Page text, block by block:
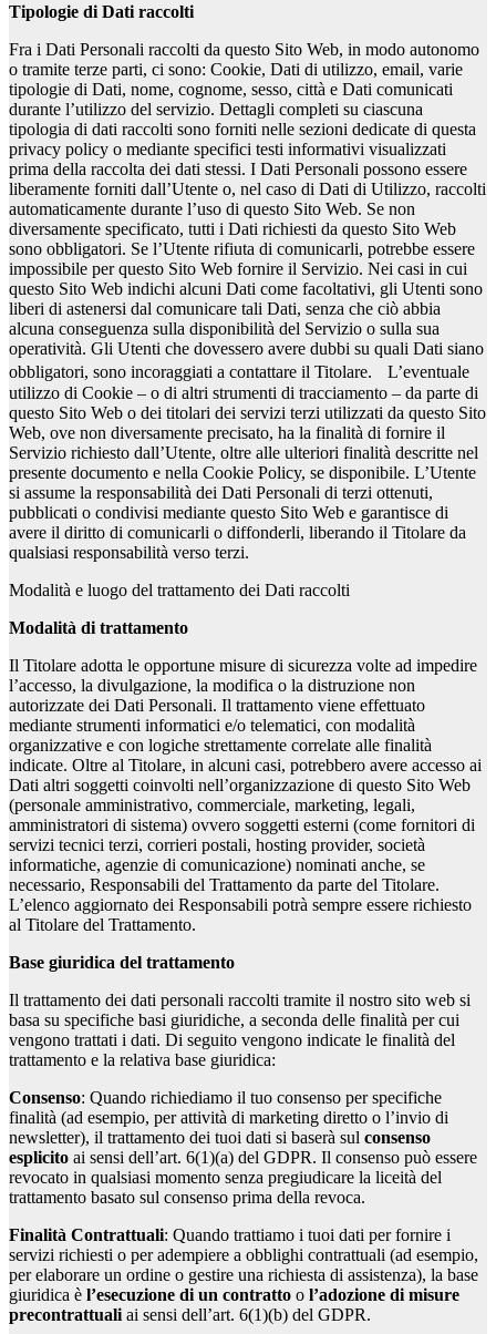
Tipologie di Dati raccolti
Fra i Dati Personali raccolti da questo Sito Web, in modo autonomo
o tramite terze parti, ci sono: Cookie, Dati di utilizzo, email, varie
tipologie di Dati, nome, cognome, sesso, città e Dati comunicati
durante l’utilizzo del servizio. Dettagli completi su ciascuna
tipologia di dati raccolti sono forniti nelle sezioni dedicate di questa
privacy policy o mediante specifici testi informativi visualizzati
prima della raccolta dei dati stessi. I Dati Personali possono essere
liberamente forniti dall’Utente o, nel caso di Dati di Utilizzo, raccolti
automaticamente durante l’uso di questo Sito Web. Se non
diversamente specificato, tutti i Dati richiesti da questo Sito Web
sono obbligatori. Se l’Utente rifiuta di comunicarli, potrebbe essere
impossibile per questo Sito Web fornire il Servizio. Nei casi in cui
questo Sito Web indichi alcuni Dati come facoltativi, gli Utenti sono
liberi di astenersi dal comunicare tali Dati, senza che ciò abbia
alcuna conseguenza sulla disponibilità del Servizio o sulla sua
operatività. Gli Utenti che dovessero avere dubbi su quali Dati siano
obbligatori, sono incoraggiati a contattare il Titolare. L’eventuale
utilizzo di Cookie – o di altri strumenti di tracciamento – da parte di
questo Sito Web o dei titolari dei servizi terzi utilizzati da questo Sito
Web, ove non diversamente precisato, ha la finalità di fornire il
Servizio richiesto dall’Utente, oltre alle ulteriori finalità descritte nel
presente documento e nella Cookie Policy, se disponibile. L’Utente
si assume la responsabilità dei Dati Personali di terzi ottenuti,
pubblicati o condivisi mediante questo Sito Web e garantisce di
avere il diritto di comunicarli o diffonderli, liberando il Titolare da
qualsiasi responsabilità verso terzi.
Modalità e luogo del trattamento dei Dati raccolti
Modalità di trattamento
Il Titolare adotta le opportune misure di sicurezza volte ad impedire
l’accesso, la divulgazione, la modifica o la distruzione non
autorizzate dei Dati Personali. Il trattamento viene effettuato
mediante strumenti informatici e/o telematici, con modalità
organizzative e con logiche strettamente correlate alle finalità
indicate. Oltre al Titolare, in alcuni casi, potrebbero avere accesso ai
Dati altri soggetti coinvolti nell’organizzazione di questo Sito Web
(personale amministrativo, commerciale, marketing, legali,
amministratori di sistema) ovvero soggetti esterni (come fornitori di
servizi tecnici terzi, corrieri postali, hosting provider, società
informatiche, agenzie di comunicazione) nominati anche, se
necessario, Responsabili del Trattamento da parte del Titolare.
L’elenco aggiornato dei Responsabili potrà sempre essere richiesto
al Titolare del Trattamento.
Base giuridica del trattamento
Il trattamento dei dati personali raccolti tramite il nostro sito web si
basa su specifiche basi giuridiche, a seconda delle finalità per cui
vengono trattati i dati. Di seguito vengono indicate le finalità del
trattamento e la relativa base giuridica:
Consenso: Quando richiediamo il tuo consenso per specifiche
finalità (ad esempio, per attività di marketing diretto o l’invio di
newsletter), il trattamento dei tuoi dati si baserà sul consenso
esplicito ai sensi dell’art. 6(1)(a) del GDPR. Il consenso può essere
revocato in qualsiasi momento senza pregiudicare la liceità del
trattamento basato sul consenso prima della revoca.
Finalità Contrattuali: Quando trattiamo i tuoi dati per fornire i
servizi richiesti o per adempiere a obblighi contrattuali (ad esempio,
per elaborare un ordine o gestire una richiesta di assistenza), la base
giuridica è l’esecuzione di un contratto o l’adozione di misure
precontrattuali ai sensi dell’art. 6(1)(b) del GDPR.